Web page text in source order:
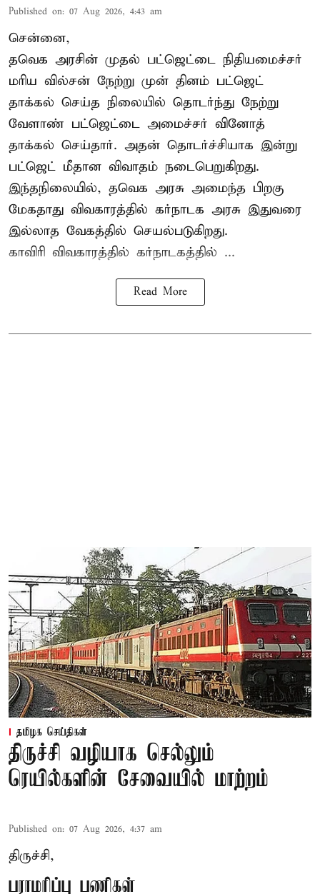
Published on: 07 Aug 2026, 4:43 am
சென்னை,
தவெக அரசின் முதல் பட்ஜெட்டை நிதியமைச்சர்
மரிய வில்சன் நேற்று முன் தினம் பட்ஜெட்
தாக்கல் செய்த நிலையில் தொடர்ந்து நேற்று
வேளாண் பட்ஜெட்டை அமைச்சர் வினோத்
தாக்கல் செய்தார். அதன் தொடர்ச்சியாக இன்று
பட்ஜெட் மீதான விவாதம் நடைபெறுகிறது.
இந்தநிலையில், தவெக அரசு அமைந்த பிறகு
மேகதாது விவகாரத்தில் கர்நாடக அரசு இதுவரை
இல்லாத வேகத்தில் செயல்படுகிறது.
காவிரி விவகாரத்தில் கர்நாடகத்தில் ...
Read More
தமிழக செய்திகள்
திருச்சி வழியாக செல்லும்
ரெயில்களின் சேவையில் மாற்றம்
Published on: 07 Aug 2026, 4:37 am
திருச்சி,
பராமரிப்பு பணிகள்